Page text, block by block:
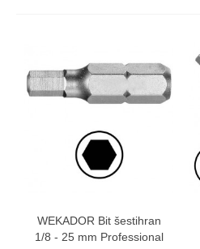
WEKADOR Bit šestihran
1/8 - 25 mm Professional